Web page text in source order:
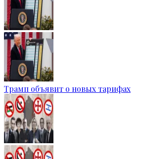
Трамп объявит о новых тарифах